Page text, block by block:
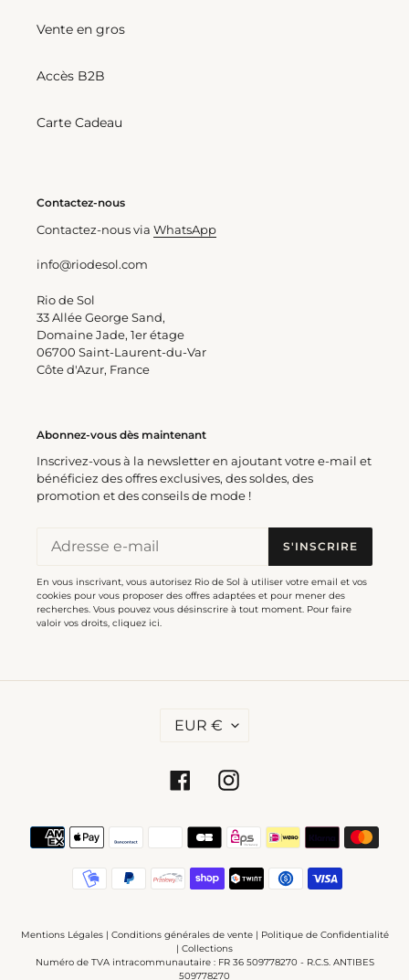
Vente en gros
Accès B2B
Carte Cadeau
Contactez-nous
Contactez-nous via WhatsApp
info@riodesol.com
Rio de Sol
33 Allée George Sand,
Domaine Jade, 1er étage
06700 Saint-Laurent-du-Var
Côte d'Azur, France
Abonnez-vous dès maintenant
Inscrivez-vous à la newsletter en ajoutant votre e-mail et
bénéficiez des offres exclusives, des soldes, des
promotion et des conseils de mode !
S'INSCRIRE
En vous inscrivant, vous autorisez Rio de Sol à utiliser votre email et vos
cookies pour vous proposer des offres adaptées et pour mener des
recherches. Vous pouvez vous désinscrire à tout moment. Pour faire
valoir vos droits, cliquez ici
EUR €
FacebookInstagram
Moyens
de
paiement
Mentions Légales| Conditions générales de vente| Politique de Confidentialité
| Collections
Numéro de TVA intracommunautaire : FR 36 509778270 - R.C.S. ANTIBES
509778270